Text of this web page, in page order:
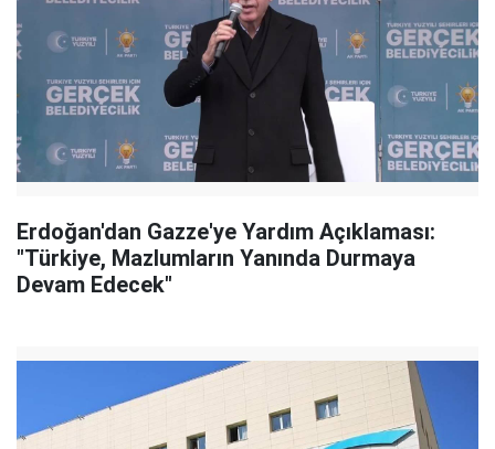
Erdoğan'dan Gazze'ye Yardım Açıklaması:
"Türkiye, Mazlumların Yanında Durmaya
Devam Edecek"